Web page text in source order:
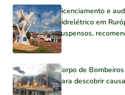
Licenciamento e
hidrelétrico em
suspensos,
Corpo de
para descobrir